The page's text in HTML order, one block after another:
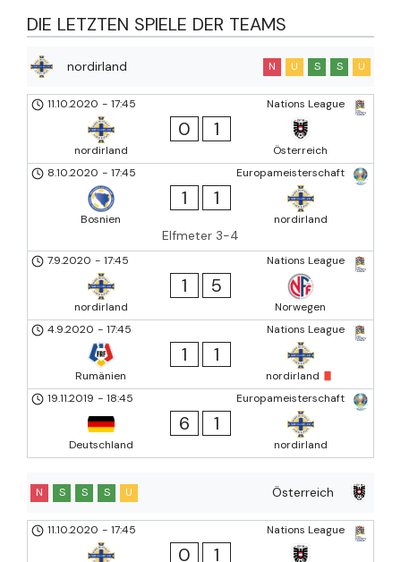
DIE LETZTEN SPIELE DER TEAMS
nordirland N U S S U
Nations League
11.10.2020 - 17:45
nordirland
0 1
Österreich
Europameisterschaft
8.10.2020 - 17:45
Bosnien
1 1
nordirland
Elfmeter 3-4
Nations League
7.9.2020 - 17:45
nordirland
1 5
Norwegen
Nations League
4.9.2020 - 17:45
Rumänien
1 1
nordirland
Europameisterschaft
19.11.2019 - 18:45
Deutschland
6 1
nordirland
Österreich
N S S S U
Nations League
11.10.2020 - 17:45
0 1